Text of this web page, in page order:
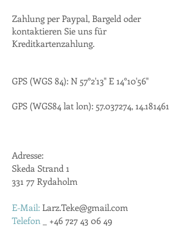
Zahlung per Paypal, Bargeld oder
kontaktieren Sie uns für
Kreditkartenzahlung.
GPS (WGS 84): N 57°2'13" E 14°10'56"
GPS (WGS84 lat lon): 57.037274, 14.181461
Adresse:
Skeda Strand 1
331 77 Rydaholm
E-Mail: Larz.Teke@gmail.com
Telefon
+46 727 43 06 49